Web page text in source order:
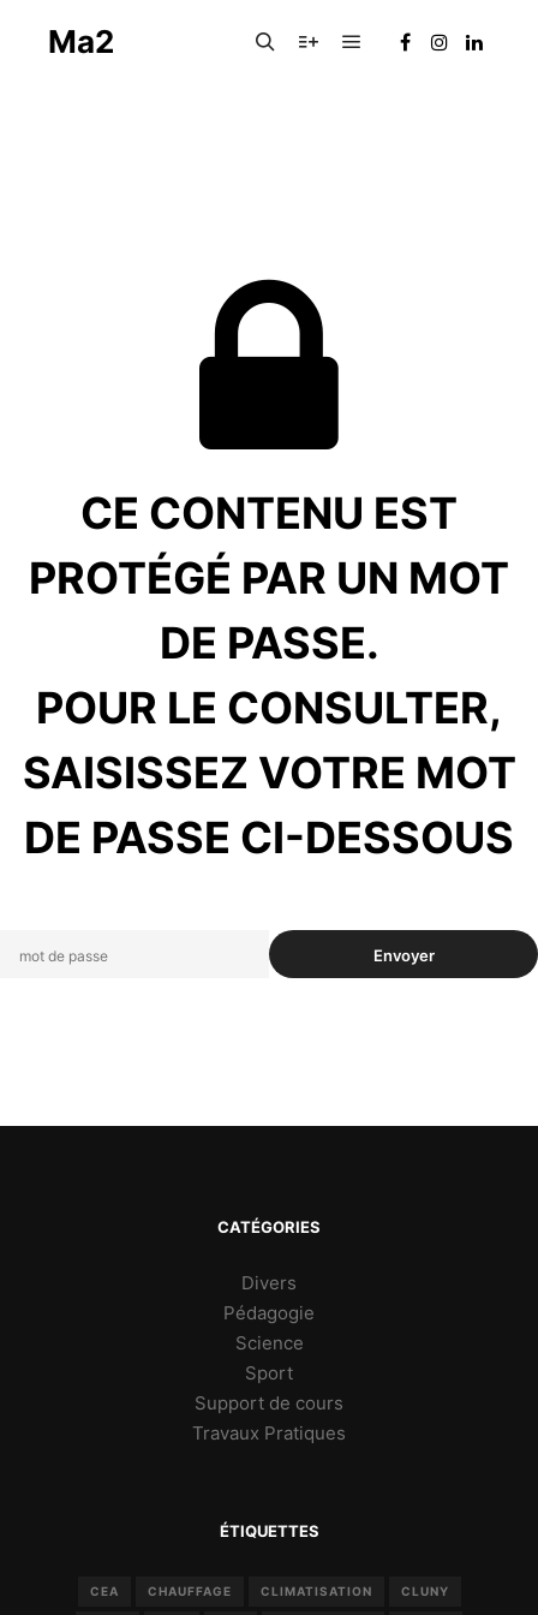
Ma2
CE CONTENU EST
PROTÉGÉ PAR UN MOT
DE PASSE.
POUR LE CONSULTER,
SAISISSEZ VOTRE MOT
DE PASSE CI-DESSOUS
CATÉGORIES
Divers
Pédagogie
Science
Sport
Support de cours
Travaux Pratiques
ÉTIQUETTES
CEA CHAUFFAGE CLIMATISATION CLUNY